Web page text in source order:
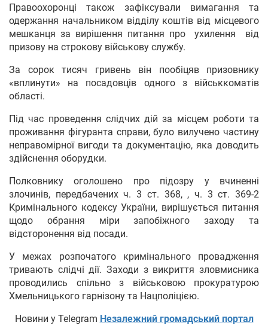
Правоохоронці також зафіксували вимагання та
одержання начальником відділу коштів від місцевого
мешканця за вирішення питання про ухилення від
призову на строкову військову службу.
За сорок тисяч гривень він пообіцяв призовнику
«вплинути» на посадовців одного з військкоматів
області.
Під час проведення слідчих дій за місцем роботи та
проживання фігуранта справи, було вилучено частину
неправомірної вигоди та документацію, яка доводить
здійснення оборудки.
Полковнику оголошено про підозру у вчиненні
злочинів, передбачених ч. 3 ст. 368, , ч. 3 ст. 369-2
Кримінального кодексу України, вирішується питання
щодо обрання міри запобіжного заходу та
відсторонення від посади.
У межах розпочатого кримінального провадження
тривають слідчі дії. Заходи з викриття зловмисника
проводились спільно з військовою прокуратурою
Хмельницького гарнізону та Нацполіцією.
Новини у Telegram Незалежний громадський портал